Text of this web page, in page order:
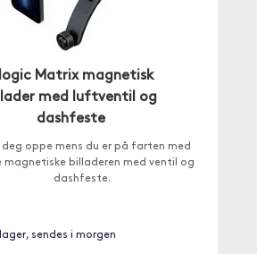
Matrix magnetisk
med luftventil og
dashfeste
deg oppe mens du er på farten med
magnetiske billaderen med ventil og
dashfeste.
lager, sendes i morgen